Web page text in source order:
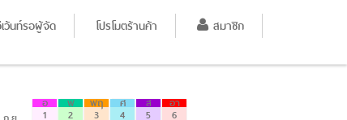
ว้นท์รอผู้จัด โปรโมตร้านค้า สมาชิก
อ
1
พ
2
พฤ
3
ศ
4
ส
5
อา
6